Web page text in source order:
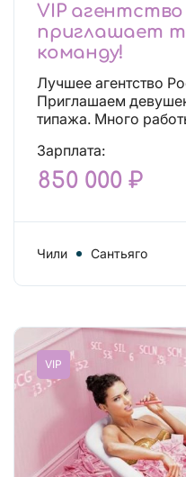
VIP
приглашает
команду!
Лучшее агентство
Приглашаем
типажа. Много
Зарплата:
850 000 ₽
Чили Сантьяго
VIP